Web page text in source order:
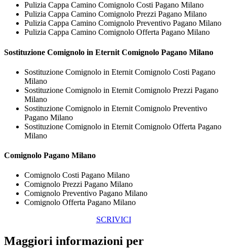
Pulizia Cappa Camino Comignolo Costi Pagano Milano
Pulizia Cappa Camino Comignolo Prezzi Pagano Milano
Pulizia Cappa Camino Comignolo Preventivo Pagano Milano
Pulizia Cappa Camino Comignolo Offerta Pagano Milano
Sostituzione Comignolo in Eternit Comignolo Pagano Milano
Sostituzione Comignolo in Eternit Comignolo Costi Pagano
Milano
Sostituzione Comignolo in Eternit Comignolo Prezzi Pagano
Milano
Sostituzione Comignolo in Eternit Comignolo Preventivo
Pagano Milano
Sostituzione Comignolo in Eternit Comignolo Offerta Pagano
Milano
Comignolo Pagano Milano
Comignolo Costi Pagano Milano
Comignolo Prezzi Pagano Milano
Comignolo Preventivo Pagano Milano
Comignolo Offerta Pagano Milano
SCRIVICI
Maggiori informazioni per